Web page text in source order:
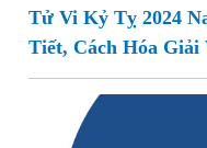
Tử Vi Kỷ Tỵ 2024
Tiết, Cách Hóa Giải